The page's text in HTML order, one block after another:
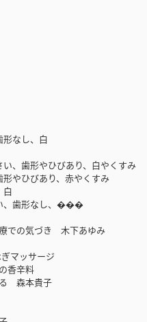
形なし、白
い、歯形やひびあり、白やくすみ
形やひびあり、赤やくすみ
白
い、歯形なし、���
での気づき 木下あゆみ
マッサージ
香辛料
る 森本貴子